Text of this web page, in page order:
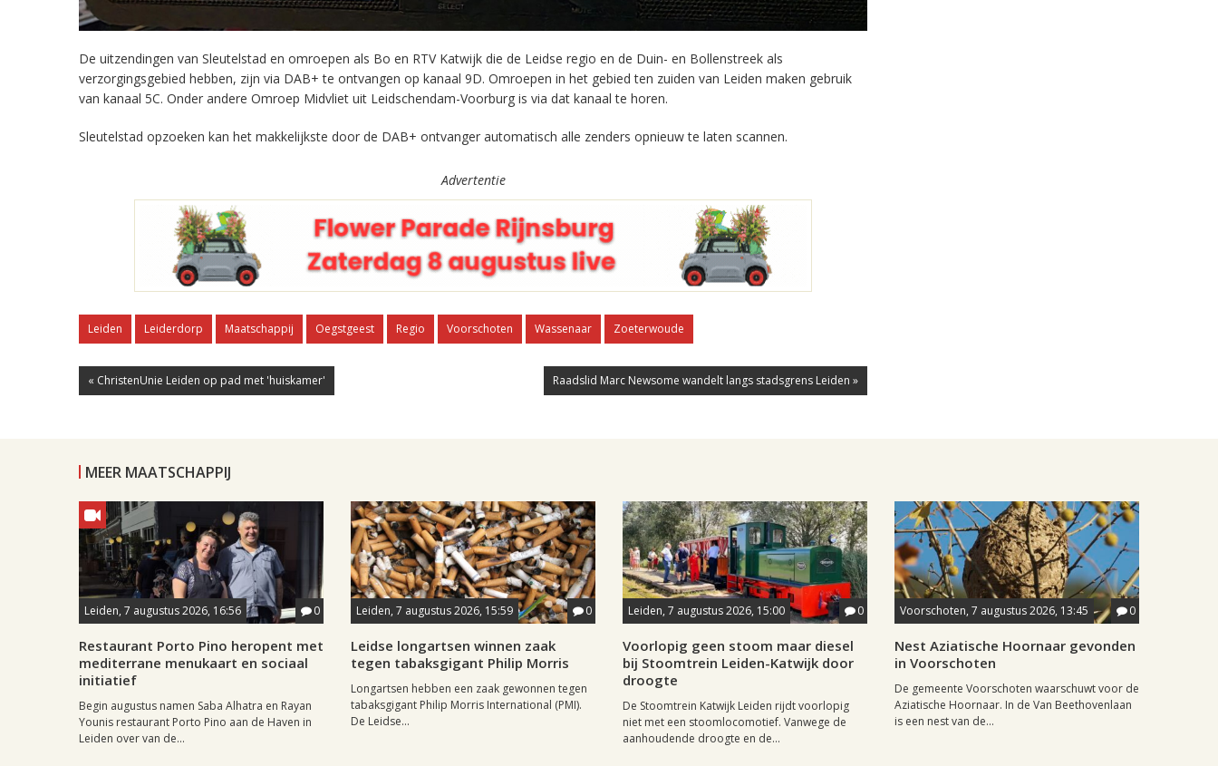
De uitzendingen van Sleutelstad en omroepen als Bo en RTV Katwijk die de Leidse regio en de Duin- en Bollenstreek als
verzorgingsgebied hebben, zijn via DAB+ te ontvangen op kanaal 9D. Omroepen in het gebied ten zuiden van Leiden maken gebruik
van kanaal 5C. Onder andere Omroep Midvliet uit Leidschendam-Voorburg is via dat kanaal te horen.
Sleutelstad opzoeken kan het makkelijkste door de DAB+ ontvanger automatisch alle zenders opnieuw te laten scannen.
Advertentie
Leiden Leiderdorp Maatschappij Oegstgeest Regio Voorschoten Wassenaar Zoeterwoude
« ChristenUnie Leiden op pad met 'huiskamer' Raadslid Marc Newsome wandelt langs stadsgrens Leiden »
MEER MAATSCHAPPIJ
Leiden, 7 augustus 2026, 16:56 0
Restaurant Porto Pino heropent met
mediterrane menukaart en sociaal
initiatief
Begin augustus namen Saba Alhatra en Rayan
Younis restaurant Porto Pino aan de Haven in
Leiden over van de...
Leiden, 7 augustus 2026, 15:59 0
Leidse longartsen winnen zaak
tegen tabaksgigant Philip Morris
Longartsen hebben een zaak gewonnen tegen
tabaksgigant Philip Morris International (PMI).
De Leidse...
Leiden, 7 augustus 2026, 15:00 0
Voorlopig geen stoom maar diesel
bij Stoomtrein Leiden-Katwijk door
droogte
De Stoomtrein Katwijk Leiden rijdt voorlopig
niet met een stoomlocomotief. Vanwege de
aanhoudende droogte en de...
Voorschoten, 7 augustus 2026, 13:45 0
Nest Aziatische Hoornaar gevonden
in Voorschoten
De gemeente Voorschoten waarschuwt voor de
Aziatische Hoornaar. In de Van Beethovenlaan
is een nest van de...